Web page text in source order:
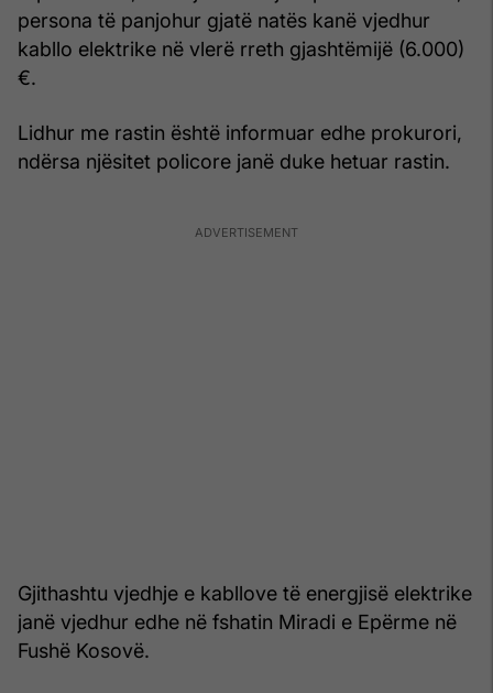
persona të panjohur gjatë natës kanë vjedhur
kabllo elektrike në vlerë rreth gjashtëmijë (6.000)
€.
Lidhur me rastin është informuar edhe prokurori,
ndërsa njësitet policore janë duke hetuar rastin.
Gjithashtu vjedhje e kabllove të energjisë elektrike
janë vjedhur edhe në fshatin Miradi e Epërme në
Fushë Kosovë.